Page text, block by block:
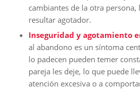
cambiantes de la otra persona,
resultar agotador.
Inseguridad y agotamiento
al abandono es un síntoma
lo padecen pueden temer
pareja les deje, lo que puede
atención excesiva o a